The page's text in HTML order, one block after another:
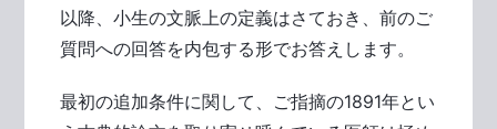
以降、小生の文脈上の定義はさておき、前のご
質問への回答を内包する形でお答えします。
最初の追加条件に関して、ご指摘の1891年とい